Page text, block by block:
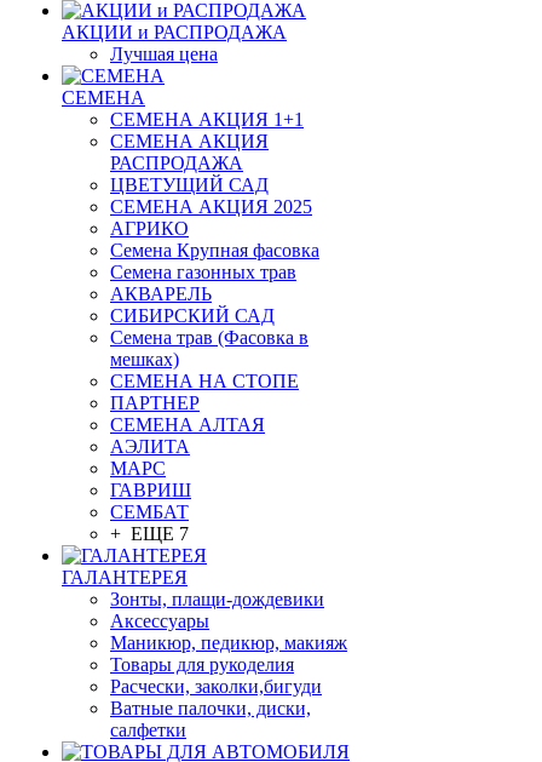
АКЦИИ и РАСПРОДАЖА
Лучшая цена
СЕМЕНА
СЕМЕНА АКЦИЯ 1+1
СЕМЕНА АКЦИЯ
РАСПРОДАЖА
ЦВЕТУЩИЙ САД
СЕМЕНА АКЦИЯ 2025
АГРИКО
Семена Крупная фасовка
Семена газонных трав
АКВАРЕЛЬ
СИБИРСКИЙ САД
Семена трав (Фасовка в
мешках)
СЕМЕНА НА СТОПЕ
ПАРТНЕР
СЕМЕНА АЛТАЯ
АЭЛИТА
МАРС
ГАВРИШ
СЕМБАТ
+ ЕЩЕ 7
ГАЛАНТЕРЕЯ
Зонты, плащи-дождевики
Аксессуары
Маникюр, педикюр, макияж
Товары для рукоделия
Расчески, заколки,бигуди
Ватные палочки, диски,
салфетки